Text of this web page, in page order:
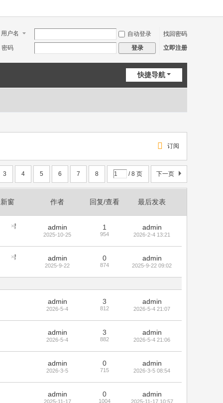
用户名 自动登录
找回密码
密码
登录 立即注册
快捷导航
订阅
3 4 5 6 7 8 / 8 页 下一页
新窗 作者 回复/查看 最后发表
隐藏置顶帖 admin
2025-10-25
1
954
admin
2026-2-4 13:21
隐藏置顶帖 admin
2025-9-22
0
874
admin
2025-9-22 09:02
admin
2026-5-4
3
812
admin
2026-5-4 21:07
admin
2026-5-4
3
882
admin
2026-5-4 21:06
admin
2026-3-5
0
715
admin
2026-3-5 08:54
admin
2025-11-17
0
1004
admin
2025-11-17 10:57